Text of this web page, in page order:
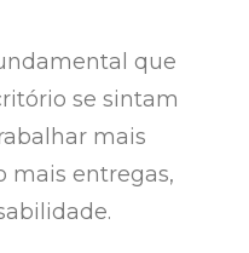
que
se sintam
mais
mais entregas,